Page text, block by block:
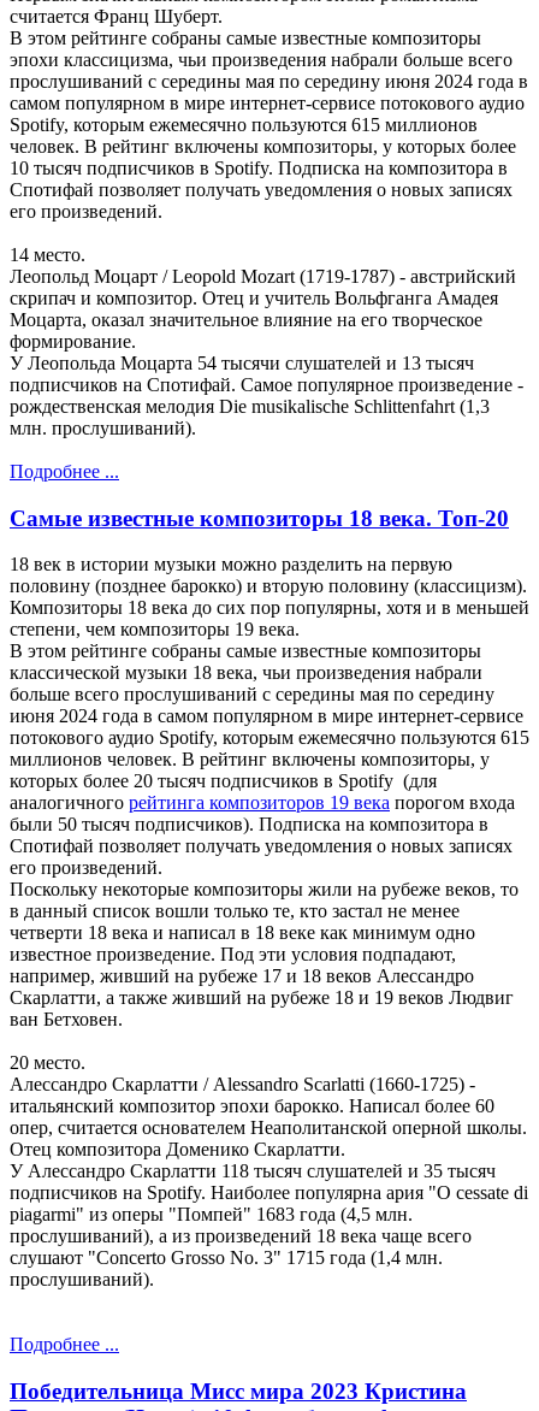
считается Франц Шуберт.
В этом рейтинге собраны самые известные композиторы
эпохи классицизма, чьи произведения набрали больше всего
прослушиваний с середины мая по середину июня 2024 года в
самом популярном в мире интернет-сервисе потокового аудио
Spotify, которым ежемесячно пользуются 615 миллионов
человек. В рейтинг включены композиторы, у которых более
10 тысяч подписчиков в Spotify. Подписка на композитора в
Спотифай позволяет получать уведомления о новых записях
его произведений.
14 место.
Леопольд Моцарт / Leopold Mozart (1719-1787) - австрийский
скрипач и композитор. Отец и учитель Вольфганга Амадея
Моцарта, оказал значительное влияние на его творческое
формирование.
У Леопольда Моцарта 54 тысячи слушателей и 13 тысяч
подписчиков на Спотифай. Самое популярное произведение -
рождественская мелодия Die musikalische Schlittenfahrt (1,3
млн. прослушиваний).
Подробнее ...
Самые известные композиторы 18 века. Топ-20
18 век в истории музыки можно разделить на первую
половину (позднее барокко) и вторую половину (классицизм).
Композиторы 18 века до сих пор популярны, хотя и в меньшей
степени, чем композиторы 19 века.
В этом рейтинге собраны самые известные композиторы
классической музыки 18 века, чьи произведения набрали
больше всего прослушиваний с середины мая по середину
июня 2024 года в самом популярном в мире интернет-сервисе
потокового аудио Spotify, которым ежемесячно пользуются 615
миллионов человек. В рейтинг включены композиторы, у
которых более 20 тысяч подписчиков в Spotify (для
аналогичного рейтинга композиторов 19 века порогом входа
были 50 тысяч подписчиков). Подписка на композитора в
Спотифай позволяет получать уведомления о новых записях
его произведений.
Поскольку некоторые композиторы жили на рубеже веков, то
в данный список вошли только те, кто застал не менее
четверти 18 века и написал в 18 веке как минимум одно
известное произведение. Под эти условия подпадают,
например, живший на рубеже 17 и 18 веков Алессандро
Скарлатти, а также живший на рубеже 18 и 19 веков Людвиг
ван Бетховен.
20 место.
Алессандро Скарлатти / Alessandro Scarlatti (1660-1725) -
итальянский композитор эпохи барокко. Написал более 60
опер, считается основателем Неаполитанской оперной школы.
Отец композитора Доменико Скарлатти.
У Алессандро Скарлатти 118 тысяч слушателей и 35 тысяч
подписчиков на Spotify. Наиболее популярна ария "O cessate di
piagarmi" из оперы "Помпей" 1683 года (4,5 млн.
прослушиваний), а из произведений 18 века чаще всего
слушают "Concerto Grosso No. 3" 1715 года (1,4 млн.
прослушиваний).
Подробнее ...
Победительница Мисс мира 2023 Кристина